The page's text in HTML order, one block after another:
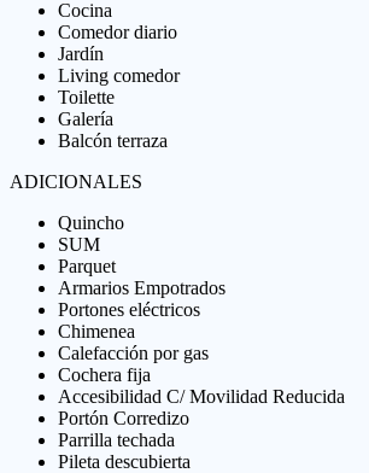
Cocina
Comedor diario
Jardín
Living comedor
Toilette
Galería
Balcón terraza
ADICIONALES
Quincho
SUM
Parquet
Armarios Empotrados
Portones eléctricos
Chimenea
Calefacción por gas
Cochera fija
Accesibilidad C/ Movilidad Reducida
Portón Corredizo
Parrilla techada
Pileta descubierta